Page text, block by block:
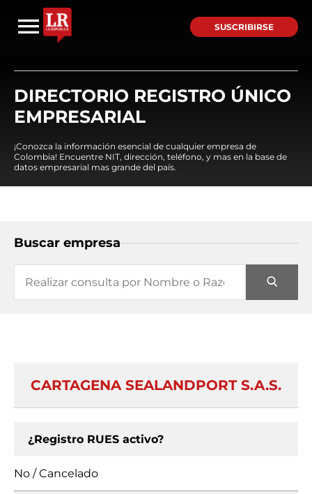
SUSCRIBIRSE
DIRECTORIO REGISTRO ÚNICO
EMPRESARIAL
¡Conozca la información esencial de cualquier empresa de
Colombia! Encuentre NIT, dirección, teléfono, y mas en la base de
datos empresarial mas grande del país.
Buscar empresa
CARTAGENA SEALANDPORT S.A.S.
¿Registro RUES activo?
No / Cancelado